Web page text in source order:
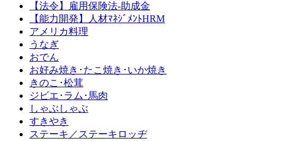
【法令】雇用保険法-助成金
【能力開発】人材ﾏﾈｼﾞﾒﾝﾄHRM
アメリカ料理
うなぎ
おでん
お好み焼き･たこ焼き･いか焼き
きのこ･松茸
ジビエ･ラム･馬肉
しゃぶしゃぶ
すきやき
ステーキ／ステーキロッヂ